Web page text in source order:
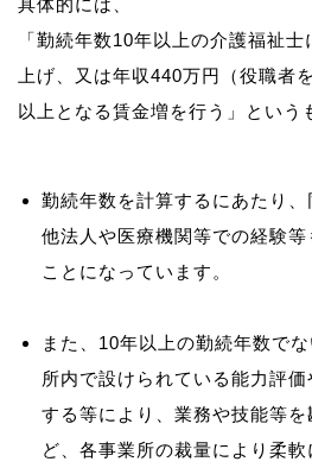
具体的には、
「勤続年数10年以上の介護福祉
上げ、又は年収440万円（役職者
勤続年数を計算するにあたり、
他法人や医療機関等での経験
ことになっています。
また、10年以上の勤続年数で
所内で設けられている能力評
する等により、業務や技能等
ど、各事業所の裁量により柔軟